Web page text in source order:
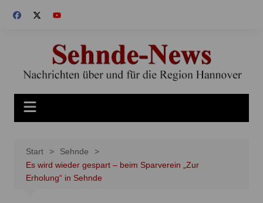
Inhalt
Start
Sehnde
Es wird wieder gespart – beim Sparverein „Zur
Erholung“ in Sehnde